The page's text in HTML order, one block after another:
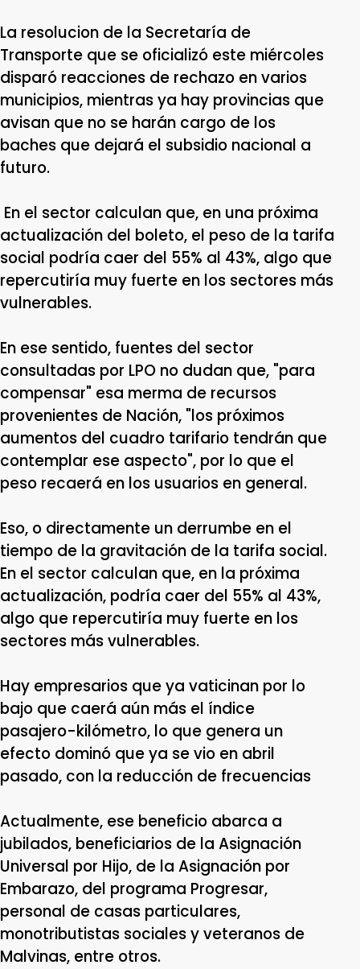
La resolucion de la Secretaría de
Transporte que se oficializó este miércoles
disparó reacciones de rechazo en varios
municipios, mientras ya hay provincias que
avisan que no se harán cargo de los
baches que dejará el subsidio nacional a
futuro.
En el sector calculan que, en una próxima
actualización del boleto, el peso de la tarifa
social podría caer del 55% al 43%, algo que
repercutiría muy fuerte en los sectores más
vulnerables.
En ese sentido, fuentes del sector
consultadas por LPO no dudan que, "para
compensar" esa merma de recursos
provenientes de Nación, "los próximos
aumentos del cuadro tarifario tendrán que
contemplar ese aspecto", por lo que el
peso recaerá en los usuarios en general.
Eso, o directamente un derrumbe en el
tiempo de la gravitación de la tarifa social.
En el sector calculan que, en la próxima
actualización, podría caer del 55% al 43%,
algo que repercutiría muy fuerte en los
sectores más vulnerables.
Hay empresarios que ya vaticinan por lo
bajo que caerá aún más el índice
pasajero-kilómetro, lo que genera un
efecto dominó que ya se vio en abril
pasado, con la reducción de frecuencias
Actualmente, ese beneficio abarca a
jubilados, beneficiarios de la Asignación
Universal por Hijo, de la Asignación por
Embarazo, del programa Progresar,
personal de casas particulares,
monotributistas sociales y veteranos de
Malvinas, entre otros.